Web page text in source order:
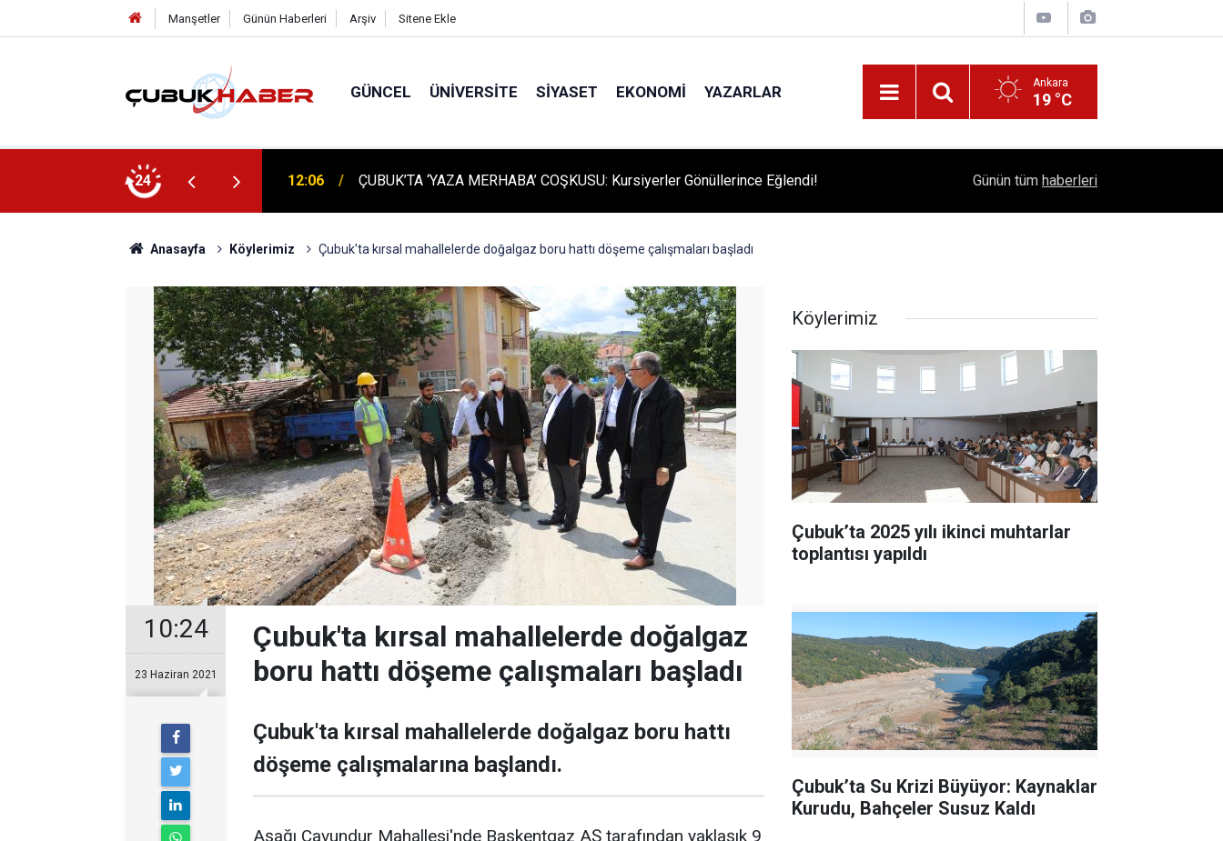
Manşetler Günün Haberleri Arşiv Sitene Ekle
GÜNCEL ÜNIVERSITE SIYASET EKONOMI YAZARLAR Ankara
19 °C
24
Eranıl Vizyonu 12:06 ÇUBUK’TA ‘YAZA MERHABA’ COŞKUSU: Kursiyerler Gönüllerince Eğlendi! 1504 Kep, Tek Bir Hedef: Bilim Kenti Çubuk
Günün tüm haberleri
Anasayfa Köylerimiz Çubuk'ta kırsal mahallelerde doğalgaz boru hattı döşeme çalışmaları başladı
10:24
23 Haziran 2021
Çubuk'ta kırsal mahallelerde doğalgaz
boru hattı döşeme çalışmaları başladı
Çubuk'ta kırsal mahallelerde doğalgaz boru hattı
döşeme çalışmalarına başlandı.
Aşağı Çavundur Mahallesi'nde Başkentgaz AŞ tarafından yaklaşık 9
Köylerimiz
Çubuk’ta 2025 yılı ikinci muhtarlar
toplantısı yapıldı
Çubuk’ta Su Krizi Büyüyor: Kaynaklar
Kurudu, Bahçeler Susuz Kaldı